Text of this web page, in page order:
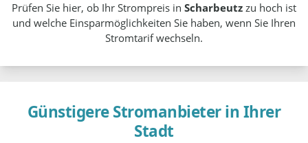
Prüfen Sie hier, ob Ihr Strompreis in Scharbeutz zu hoch ist
und welche Einsparmöglichkeiten Sie haben, wenn Sie Ihren
Stromtarif wechseln.
Günstigere Stromanbieter in Ihrer
Stadt